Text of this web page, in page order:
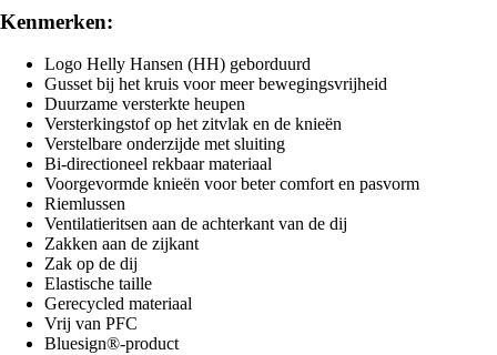
Kenmerken:
Logo Helly Hansen (HH) geborduurd
Gusset bij het kruis voor meer bewegingsvrijheid
Duurzame versterkte heupen
Versterkingstof op het zitvlak en de knieën
Verstelbare onderzijde met sluiting
Bi-directioneel rekbaar materiaal
Voorgevormde knieën voor beter comfort en pasvorm
Riemlussen
Ventilatieritsen aan de achterkant van de dij
Zakken aan de zijkant
Zak op de dij
Elastische taille
Gerecycled materiaal
Vrij van PFC
Bluesign®-product